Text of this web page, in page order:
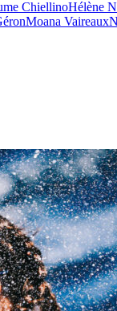
ChiellinoHélène
Moana Vaireaux